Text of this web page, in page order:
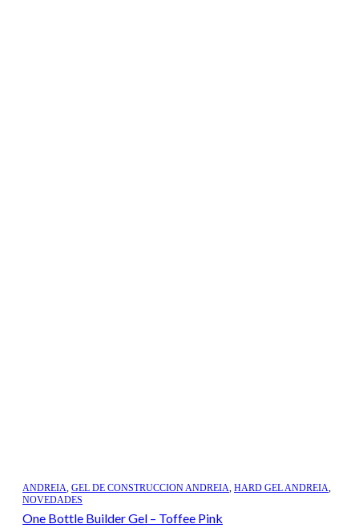
ANDREIA, GEL DE CONSTRUCCION ANDREIA, HARD GEL ANDREIA,
NOVEDADES
One Bottle Builder Gel – Toffee Pink